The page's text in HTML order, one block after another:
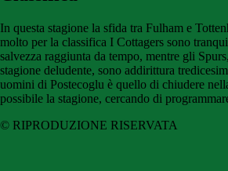
In questa stagione la sfida tra Fulham e
molto per la classifica I Cottagers sono
salvezza raggiunta da tempo, mentre gli
stagione deludente, sono addirittura
uomini di Postecoglu è quello di chiudere
possibile la stagione, cercando di
© RIPRODUZIONE RISERVATA